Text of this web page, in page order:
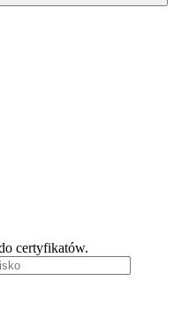
certyfikatów.